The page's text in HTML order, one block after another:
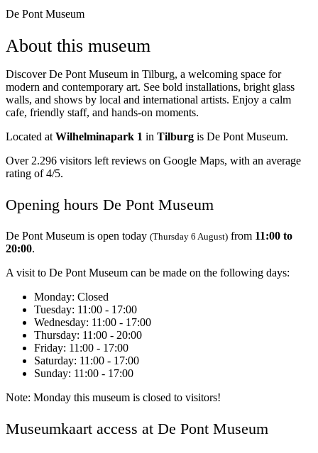
De Pont Museum
About this museum
Discover De Pont Museum in Tilburg, a welcoming space for
modern and contemporary art. See bold installations, bright glass
walls, and shows by local and international artists. Enjoy a calm
cafe, friendly staff, and hands-on moments.
Located at Wilhelminapark 1 in Tilburg is De Pont Museum.
Over 2.296 visitors left reviews on Google Maps, with an average
rating of 4/5.
Opening hours De Pont Museum
De Pont Museum is open today (Thursday 6 August) from 11:00 to
20:00.
A visit to De Pont Museum can be made on the following days:
Monday: Closed
Tuesday: 11:00 - 17:00
Wednesday: 11:00 - 17:00
Thursday: 11:00 - 20:00
Friday: 11:00 - 17:00
Saturday: 11:00 - 17:00
Sunday: 11:00 - 17:00
Note: Monday this museum is closed to visitors!
Museumkaart access at De Pont Museum